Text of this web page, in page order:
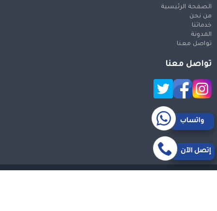
الصفحة الرئيسية
من نحن
خدماتنا
المدونة
تواصل معنا
تواصل معنا
إتصل الآن
واتساب